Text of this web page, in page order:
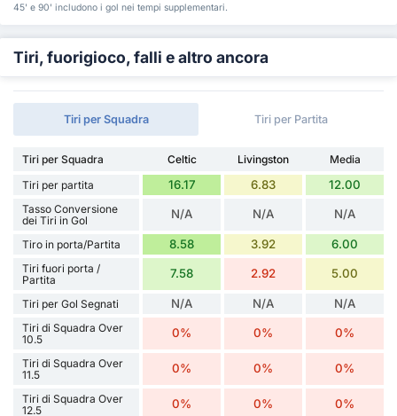
45' e 90' includono i gol nei tempi supplementari.
Tiri, fuorigioco, falli e altro ancora
Tiri per Squadra Tiri per Partita
Tiri per Squadra Celtic Livingston
Media
Tiri per partita
16.17 6.83 12.00
Tasso Conversione
dei Tiri in Gol
N/A N/A N/A
Tiro in porta/Partita 8.58 3.92 6.00
Tiri fuori porta /
Partita
7.58 2.92 5.00
Tiri per Gol Segnati N/A N/A N/A
Tiri di Squadra Over
10.5
0% 0% 0%
Tiri di Squadra Over
11.5
0% 0% 0%
Tiri di Squadra Over
12.5
0% 0% 0%